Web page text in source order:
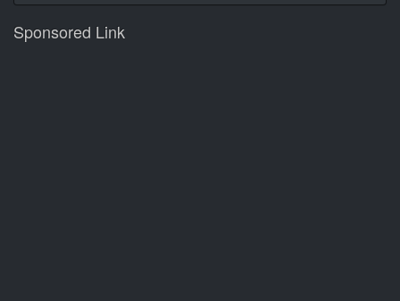
Sponsored Link